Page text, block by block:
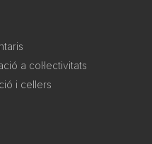
a col·lectivitats
i cellers